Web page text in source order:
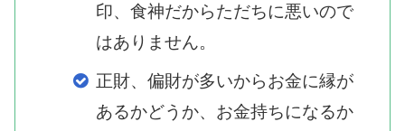
印、食神だからただちに悪いので
はありません。
正財、偏財が多いからお金に縁が
あるかどうか、お金持ちになるか